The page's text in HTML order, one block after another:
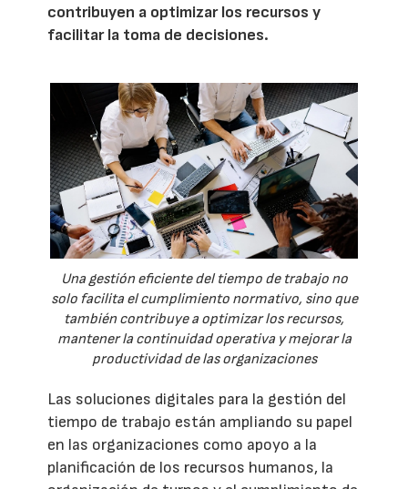
contribuyen a optimizar los recursos y
facilitar la toma de decisiones.
Una gestión eficiente del tiempo de trabajo no
solo facilita el cumplimiento normativo, sino que
también contribuye a optimizar los recursos,
mantener la continuidad operativa y mejorar la
productividad de las organizaciones
Las soluciones digitales para la gestión del
tiempo de trabajo están ampliando su papel
en las organizaciones como apoyo a la
planificación de los recursos humanos, la